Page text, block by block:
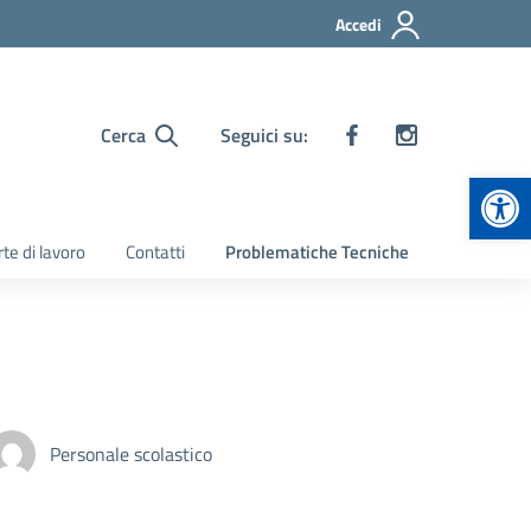
Accedi
Cerca Seguici su:
di lavoro Contatti Problematiche Tecniche
Personale scolastico